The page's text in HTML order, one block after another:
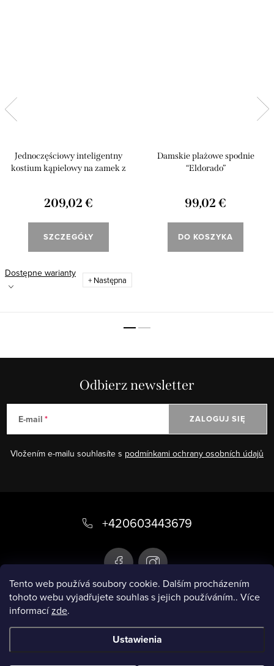
Tento web používá soubory cookie. Dalším procházením
tohoto webu vyjadřujete souhlas s jejich používáním.. Více
informacízde.
Ustawienia
Jednoczęściowy inteligentny
kostium kąpielowy na zamek z
209,02 €
SZCZEGÓŁY
Dostępne warianty
+ Następna
Damskie plażowe spodnie
“Eldorado”
99,02 €
DO KOSZYKA
Odbierz newsletter
E-mail
Vložením e-mailu souhlasíte s podmínkami ochrany osobních údajů
ZALOGUJ SIĘ
p
Infobox
+420603443679